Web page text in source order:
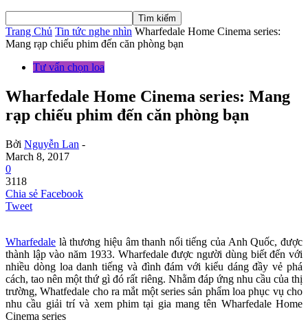
Trang Chủ Tin tức nghe nhìn Wharfedale Home Cinema series:
Mang rạp chiếu phim đến căn phòng bạn
Tư vấn chọn loa
Wharfedale Home Cinema series: Mang
rạp chiếu phim đến căn phòng bạn
Bởi Nguyễn Lan -
March 8, 2017
0
3118
Chia sẻ Facebook
Tweet
Wharfedale là thương hiệu âm thanh nổi tiếng của Anh Quốc, được
thành lập vào năm 1933. Wharfedale được người dùng biết đến với
nhiều dòng loa danh tiếng và đình đám với kiểu dáng đầy vẻ phá
cách, tao nên một thứ gì đó rất riêng. Nhằm đáp ứng nhu cầu của thị
trường, Whatfedale cho ra mắt một series sản phẩm loa phục vụ cho
nhu cầu giải trí và xem phim tại gia mang tên Wharfedale Home
Cinema series